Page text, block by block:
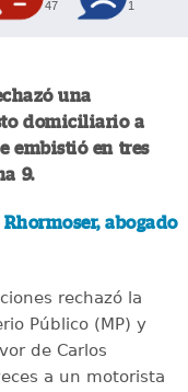
47 1
una
domiciliario a
embistió en tres
9.
abogado
rechazó la
Público (MP) y
de Carlos
a un motorista